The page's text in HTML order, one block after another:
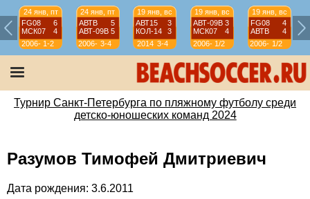
24 янв, пт
FG08
6
МСК07
4
2006-
07
1-2
24 янв, пт
АВТВ
5
АВТ-09B 5
2006-
07
3-4
19 янв, вс
АВТ15
3
КОЛ-14
3
2014 3-4
19 янв, вс
АВТ-09B 3
МСК07
4
2006-
07
1/2
19 янв, вс
FG08
4
АВТВ
4
2006-
07
1/2
Турнир Санкт-Петербурга по пляжному футболу среди
детско-юношеских команд 2024
Разумов Тимофей Дмитриевич
Дата рождения: 3.6.2011